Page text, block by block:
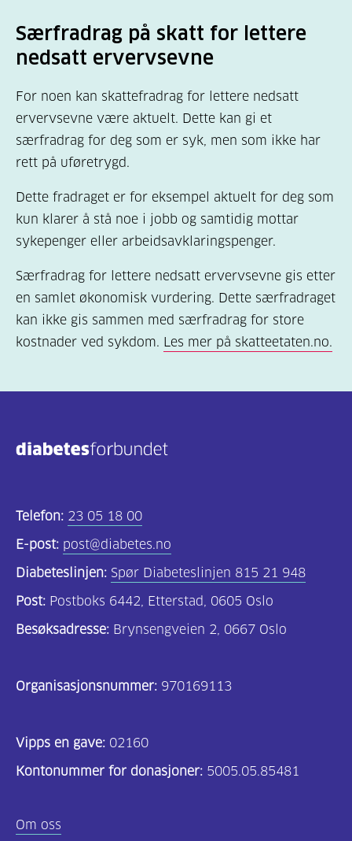
Særfradrag på skatt for lettere
nedsatt ervervsevne
For noen kan skattefradrag for lettere nedsatt
ervervsevne være aktuelt. Dette kan gi et
særfradrag for deg som er syk, men som ikke har
rett på uføretrygd.
Dette fradraget er for eksempel aktuelt for deg som
kun klarer å stå noe i jobb og samtidig mottar
sykepenger eller arbeidsavklaringspenger.
Særfradrag for lettere nedsatt ervervsevne gis etter
en samlet økonomisk vurdering. Dette særfradraget
kan ikke gis sammen med særfradrag for store
kostnader ved sykdom. Les mer på skatteetaten.no.
Telefon: 23 05 18 00
E-post: post@diabetes.no
Diabeteslinjen: Spør Diabeteslinjen 815 21 948
Post: Postboks 6442, Etterstad, 0605 Oslo
Besøksadresse: Brynsengveien 2, 0667 Oslo
Organisasjonsnummer: 970169113
Vipps en gave: 02160
Kontonummer for donasjoner: 5005.05.85481
Om oss